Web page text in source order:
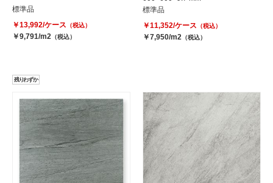
標準品
￥13,992/ケース （税込）
￥9,791/m2 （税込）
標準品
￥11,352/ケース （税込）
￥7,950/m2 （税込）
残りわずか